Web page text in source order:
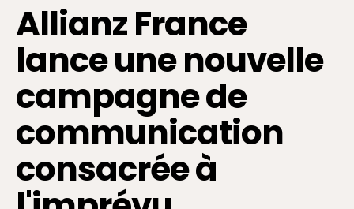
Allianz France
lance une nouvelle
campagne de
communication
consacrée à